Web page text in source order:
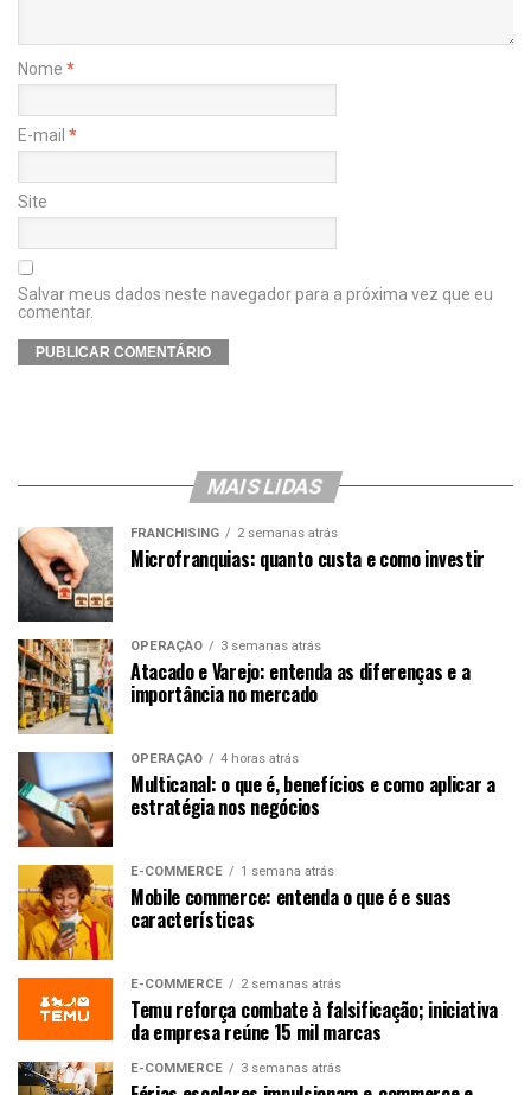
Nome *
E-mail *
Site
Salvar meus dados neste navegador para a próxima vez que eu
comentar.
MAIS LIDAS
FRANCHISING 2 semanas atrás
Microfranquias: quanto custa e como investir
OPERAÇÃO 3 semanas atrás
Atacado e Varejo: entenda as diferenças e a
importância no mercado
OPERAÇÃO 4 horas atrás
Multicanal: o que é, benefícios e como aplicar a
estratégia nos negócios
E-COMMERCE 1 semana atrás
Mobile commerce: entenda o que é e suas
características
E-COMMERCE 2 semanas atrás
Temu reforça combate à falsificação; iniciativa
da empresa reúne 15 mil marcas
E-COMMERCE 3 semanas atrás